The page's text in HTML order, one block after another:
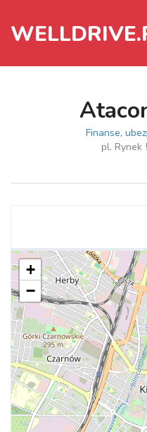
Finanse,
pl. Rynek
+
−